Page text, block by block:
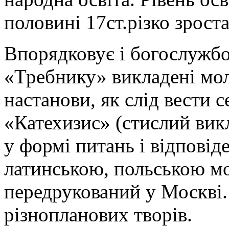
половині 17ст.різко
Впорядковує і
«Требнику» викладені
настанови, як слід вести
«Катехизис» (стислий
у формі питань і
латинською, польською
передрукований у
різнопланових творів.